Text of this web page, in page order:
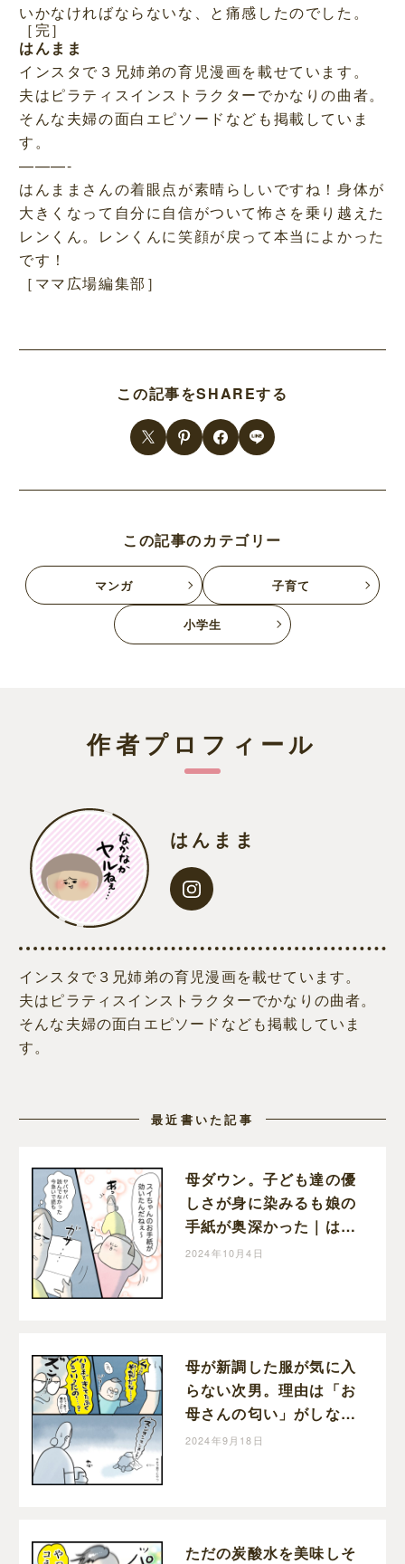
いかなければならないな、と痛感したのでした。
［完］
はんまま
インスタで３兄姉弟の育児漫画を載せています。
夫はピラティスインストラクターでかなりの曲者。
そんな夫婦の面白エピソードなども掲載していま
す。
———-
はんままさんの着眼点が素晴らしいですね！身体が
大きくなって自分に自信がついて怖さを乗り越えた
レンくん。レンくんに笑顔が戻って本当によかった
です！
［ママ広場編集部］
この記事をSHAREする
この記事のカテゴリー
マンガ 子育て
小学生
作者プロフィール
はんまま
インスタで３兄姉弟の育児漫画を載せています。
夫はピラティスインストラクターでかなりの曲者。
そんな夫婦の面白エピソードなども掲載していま
す。
最近書いた記事
母ダウン。子ども達の優
しさが身に染みるも娘の
手紙が奥深かった｜はん
ままの子育て絵日記
2024年10月4日
母が新調した服が気に入
らない次男。理由は「お
母さんの匂い」がしない
から｜はんままの子育て
2024年9月18日
ただの炭酸水を美味しそ